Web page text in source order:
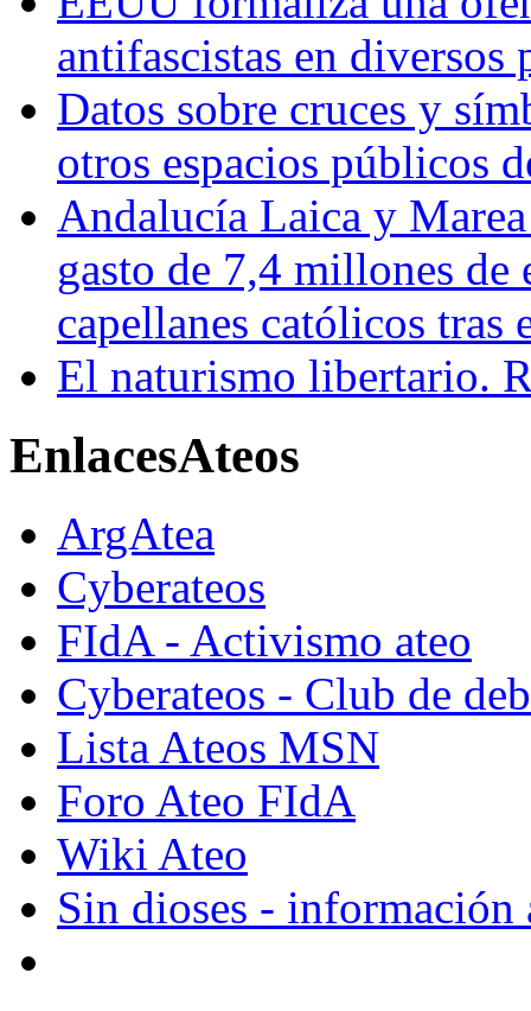
antifascistas en
Datos sobre cruces y
otros espacios públicos
Andalucía Laica y
gasto de 7,4 millones de
capellanes católicos
El naturismo libertario.
EnlacesAteos
ArgAtea
Cyberateos
FIdA - Activismo ateo
Cyberateos - Club de
Lista Ateos MSN
Foro Ateo FIdA
Wiki Ateo
Sin dioses - información